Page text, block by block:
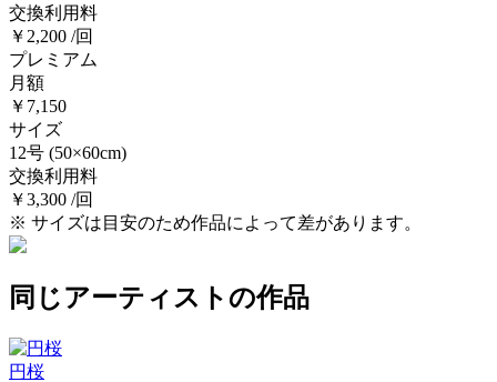
交換利用料
￥2,200 /回
プレミアム
月額
￥7,150
サイズ
12号 (50×60cm)
交換利用料
￥3,300 /回
※ サイズは目安のため作品によって差があります。
同じアーティストの作品
円桜